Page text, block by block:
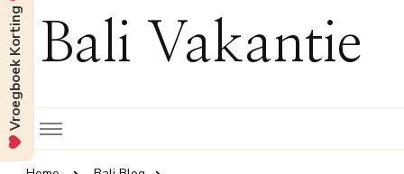
Bali Vakantie
Vroegboek Korting